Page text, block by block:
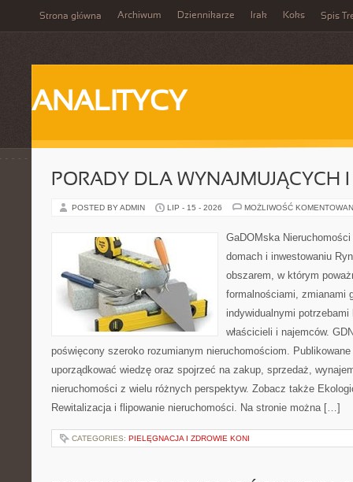
Strona główna Archiwum Dziennikarze Irak Koks Spis
ANALITYCY
PORADY DLA WYNAJMUJĄCYCH
POSTED BY ADMIN LIP - 15 - 2026 MOŻLIWOŚĆ
GaDOMska
domach i inwestowaniu
obszarem, w którym
formalnościami, zmianami
indywidualnymi
właścicieli i najemców.
poświęcony szeroko rozumianym nieruchomościom. Publikowane
uporządkować wiedzę oraz spojrzeć na zakup, sprzedaż,
nieruchomości z wielu różnych perspektyw. Zobacz także
Rewitalizacja i flipowanie nieruchomości. Na stronie można […]
CATEGORIES: PIELĘGNACJA I ZDROWIE KONI